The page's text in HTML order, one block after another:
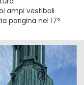
ampi vestiboli
parigina nel 17º